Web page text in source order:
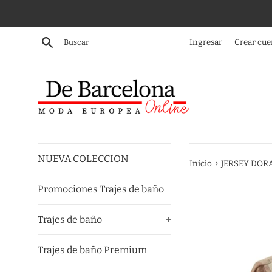
Buscar Ingresar Crear
NUEVA COLECCION
Promociones Trajes de baño
Trajes de baño +
Trajes de baño Premium
Inicio › JERSEY